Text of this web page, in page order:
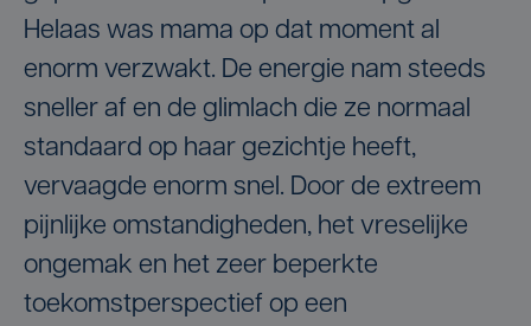
Helaas was mama op dat moment al
enorm verzwakt. De energie nam steeds
sneller af en de glimlach die ze normaal
standaard op haar gezichtje heeft,
vervaagde enorm snel. Door de extreem
pijnlijke omstandigheden, het vreselijke
ongemak en het zeer beperkte
toekomstperspectief op een